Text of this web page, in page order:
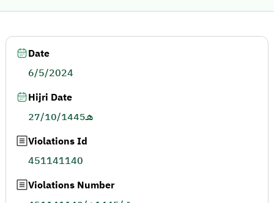
Date
6/5/2024
Hijri Date
27/10/1445هـ
Violations Id
451141140
Violations Number